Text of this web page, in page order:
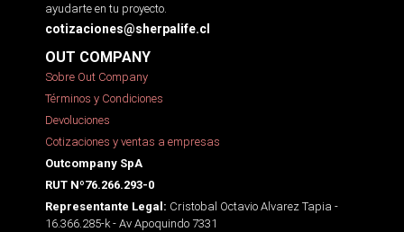
ayudarte en tu proyecto.
cotizaciones@sherpalife.cl
OUT COMPANY
Sobre Out Company
Términos y Condiciones
Devoluciones
Cotizaciones y ventas a empresas
Outcompany SpA
RUT Nº76.266.293-0
Representante Legal: Cristobal Octavio Alvarez Tapia -
16.366.285-k - Av Apoquindo 7331